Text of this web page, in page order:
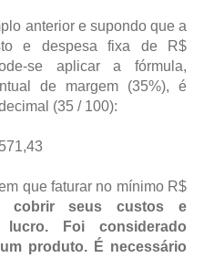
anterior e supondo que a
e despesa fixa de R$
se aplicar a fórmula,
de margem (35%), é
(35 / 100):
que faturar no mínimo R$
cobrir seus custos e
Foi considerado
produto. É necessário